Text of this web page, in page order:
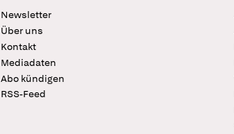
Newsletter
Über uns
Kontakt
Mediadaten
Abo kündigen
RSS-Feed